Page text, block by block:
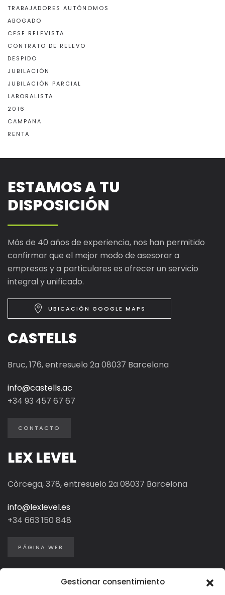
Gestionar consentimiento
TRABAJADORES AUTÓNOMOS
ABOGADO
CESE RELEVISTA
CONTRATO DE RELEVO
DESPIDO
JUBILACIÓN
JUBILACIÓN PARCIAL
LABORALISTA
2016
CAMPAÑA
RENTA
ESTAMOS A TU
DISPOSICIÓN
Más de 40 años de experiencia, nos han permitido
confirmar que el mejor modo de asesorar a
empresas y a particulares es ofrecer un servicio
integral y unificado.
UBICACIÓN GOOGLE MAPS
CASTELLS
Bruc, 176, entresuelo 2a 08037 Barcelona
info@castells.ac
+34 93 457 67 67
CONTACTO
LEX LEVEL
Còrcega, 378, entresuelo 2a 08037 Barcelona
info@lexlevel.es
+34 663 150 848
PÁGINA WEB